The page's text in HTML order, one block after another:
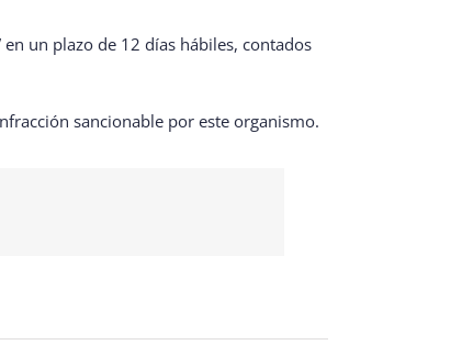
un plazo de 12 días hábiles, contados
sancionable por este organismo.